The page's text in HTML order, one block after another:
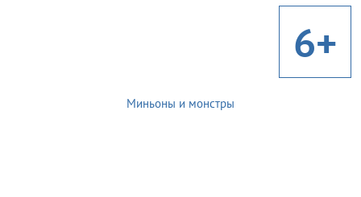
6+
Миньоны и монстры